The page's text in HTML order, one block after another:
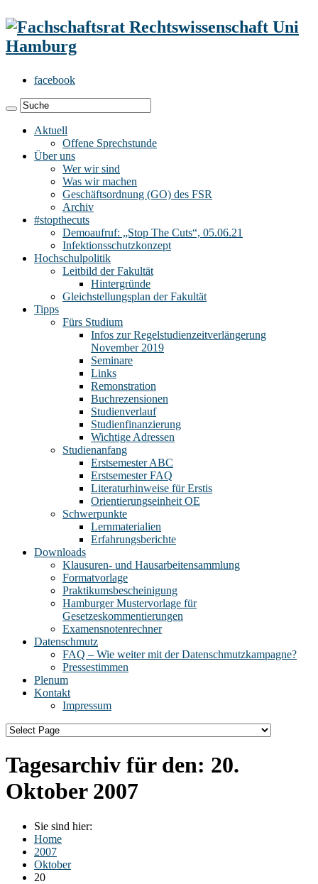
facebook
Aktuell
Offene Sprechstunde
Über uns
Wer wir sind
Was wir machen
Geschäftsordnung (GO) des FSR
Archiv
#stopthecuts
Demoaufruf: „Stop The Cuts“, 05.06.21
Infektionsschutzkonzept
Hochschulpolitik
Leitbild der Fakultät
Hintergründe
Gleichstellungsplan der Fakultät
Tipps
Fürs Studium
Infos zur Regelstudienzeitverlängerung
November 2019
Seminare
Links
Remonstration
Buchrezensionen
Studienverlauf
Studienfinanzierung
Wichtige Adressen
Studienanfang
Erstsemester ABC
Erstsemester FAQ
Literaturhinweise für Erstis
Orientierungseinheit OE
Schwerpunkte
Lernmaterialien
Erfahrungsberichte
Downloads
Klausuren- und Hausarbeitensammlung
Formatvorlage
Praktikumsbescheinigung
Hamburger Mustervorlage für
Gesetzeskommentierungen
Examensnotenrechner
Datenschmutz
FAQ – Wie weiter mit der Datenschmutzkampagne?
Pressestimmen
Plenum
Kontakt
Impressum
Tagesarchiv für den: 20.
Oktober 2007
Sie sind hier:
Home
2007
Oktober
20